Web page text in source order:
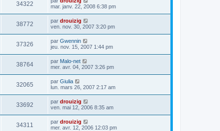
34322
mar. janv. 22, 2008 6:38 pm
38772 par drouizig
ven. nov. 30, 2007 3:20 pm
37326 par Gwennin
jeu. nov. 15, 2007 1:44 pm
38764 par Malo-net
mer. avr. 04, 2007 3:26 pm
32065 par Giulia
lun. mars 26, 2007 2:17 am
33692 par drouizig
ven. mai 12, 2006 8:35 am
34311 par drouizig
mer. avr. 12, 2006 12:03 pm